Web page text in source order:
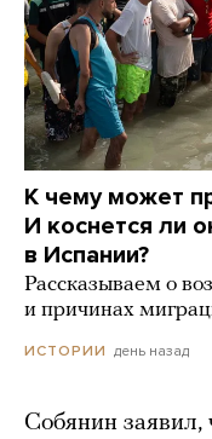
К чему может
И коснется ли
в Испании?
Рассказываем о
и причинах
ИСТОРИИ день назад
Собянин заявил,